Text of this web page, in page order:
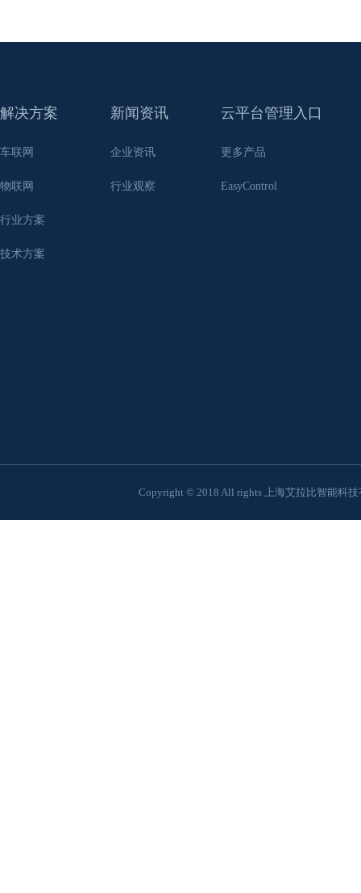
解决方案
车联网
物联网
行业方案
技术方案
新闻资讯
企业资讯
行业观察
云平台管理入口
更多产品
EasyControl
Copyright © 2018 All rights 上海艾拉比智能科